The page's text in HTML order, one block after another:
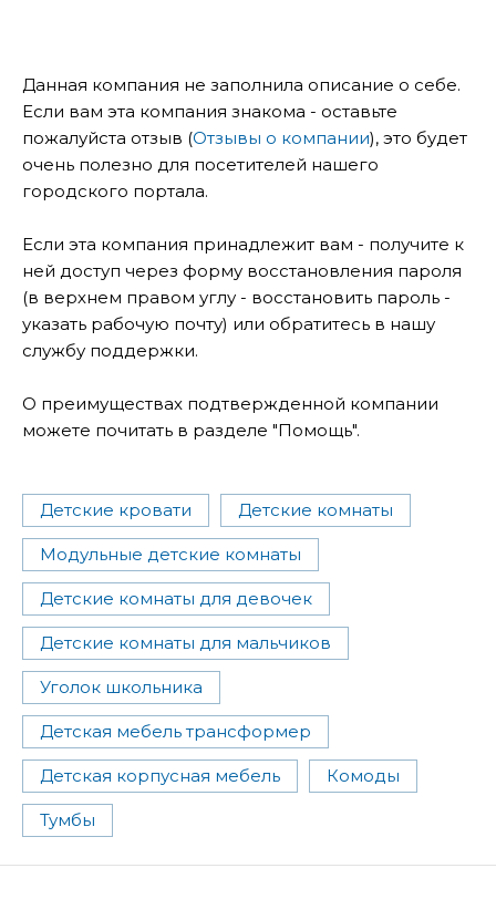
Данная компания не заполнила описание о себе.
Если вам эта компания знакома - оставьте
пожалуйста отзыв (Отзывы о компании), это будет
очень полезно для посетителей нашего
городского портала.
Если эта компания принадлежит вам - получите к
ней доступ через форму восстановления пароля
(в верхнем правом углу - восстановить пароль -
указать рабочую почту) или обратитесь в нашу
службу поддержки.
О преимуществах подтвержденной компании
можете почитать в разделе "Помощь".
Детские кровати Детские комнаты
Модульные детские комнаты
Детские комнаты для девочек
Детские комнаты для мальчиков
Уголок школьника
Детская мебель трансформер
Детская корпусная мебель Комоды
Тумбы